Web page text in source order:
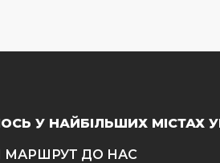
У НАЙБІЛЬШИХ МІСТАХ
МАРШРУТ ДО НАС